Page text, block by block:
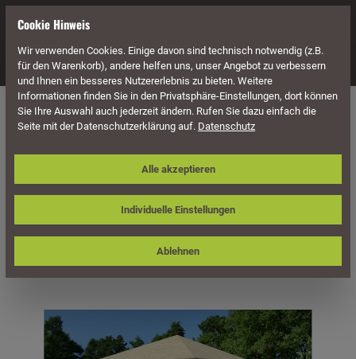
Navigation
Häuser & Pavillons Pavillons 4-Eck Pavillons
Skan Holz 4-Eck-Pavillon Cannes,
Größe 1, 374 x 374 cm, Leimholz
Bildergalerie überspringen
Cookie Hinweis
Wir verwenden Cookies. Einige davon sind technisch notwendig (z.B.
für den Warenkorb), andere helfen uns, unser Angebot zu verbessern
und Ihnen ein besseres Nutzererlebnis zu bieten. Weitere
Informationen finden Sie in den Privatsphäre-Einstellungen, dort können
Sie Ihre Auswahl auch jederzeit ändern. Rufen Sie dazu einfach die
Seite mit der Datenschutzerklärung auf. Datenschutz
Individuelle Einstellungen
Ablehnen
Alle akzeptieren